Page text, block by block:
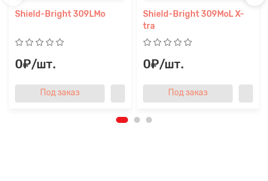
Shield-Bright 309LMo
0₽/шт.
Под заказ
Shield-Bright 309MoL X-
tra
0₽/шт.
Под заказ